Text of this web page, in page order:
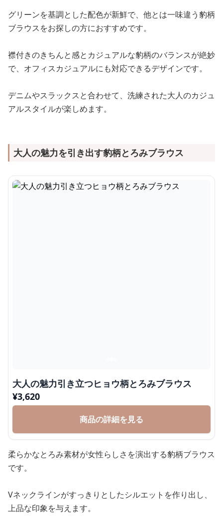
グリーンを基調とした配色が新鮮で、他とは一味違う豹柄
ブラウスをお探しの方におすすめです。
襟付きのきちんと感とカジュアルな豹柄のバランスが絶妙
で、オフィスカジュアルにも対応できるデザインです。
デニムやスラックスと合わせて、洗練された大人のカジュ
アルスタイルが楽しめます。
大人の魅力を引き出す豹柄とろみブラウス
大人の魅力引き立つヒョウ柄とろみブラウス
¥3,620
商品の詳細を見る
柔らかなとろみ素材が女性らしさを演出する豹柄ブラウス
です。
Vネックラインがすっきりとしたシルエットを作り出し、
上品な印象を与えます。